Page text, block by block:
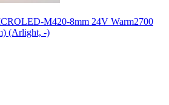
M420-8mm 24V Warm2700
(Arlight, -)